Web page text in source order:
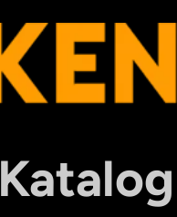
Katalog